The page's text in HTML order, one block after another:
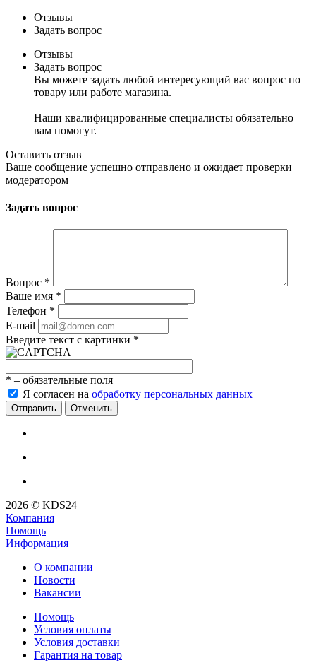
Отзывы
Задать вопрос
Отзывы
Задать вопрос
Вы можете задать любой интересующий вас вопрос по
товару или работе магазина.
Наши квалифицированные специалисты обязательно
вам помогут.
Оставить отзыв
Ваше сообщение успешно отправлено и ожидает проверки
модератором
Задать вопрос
Вопрос *
Ваше имя *
Телефон *
E-mail
Введите текст с картинки *
* – обязательные поля
Я согласен на обработку персональных данных
Отменить
2026 © KDS24
Компания
Помощь
Информация
О компании
Новости
Вакансии
Помощь
Условия оплаты
Условия доставки
Гарантия на товар